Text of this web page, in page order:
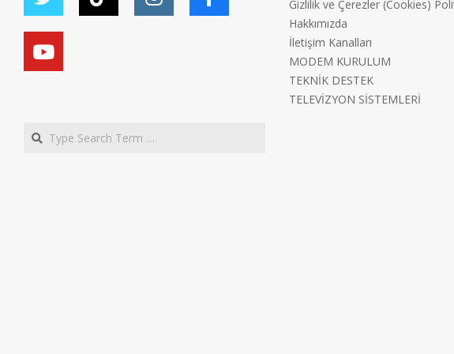
Search
Gizlilik ve Çerezler (Cookies)
Hakkımızda
İletişim Kanalları
MODEM KURULUM
TEKNİK DESTEK
TELEVİZYON SİSTEMLERİ